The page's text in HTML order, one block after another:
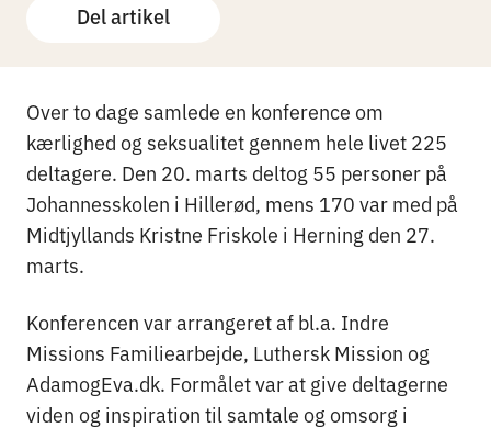
Del artikel
Over to dage samlede en konference om
kærlighed og seksualitet gennem hele livet 225
deltagere. Den 20. marts deltog 55 personer på
Johannesskolen i Hillerød, mens 170 var med på
Midtjyllands Kristne Friskole i Herning den 27.
marts.
Konferencen var arrangeret af bl.a. Indre
Missions Familiearbejde, Luthersk Mission og
AdamogEva.dk. Formålet var at give deltagerne
viden og inspiration til samtale og omsorg i